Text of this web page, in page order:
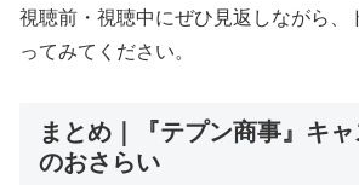
視聴前・視聴中にぜひ見返しながら、
ってみてください。
まとめ｜『テプン商事』キ
のおさらい